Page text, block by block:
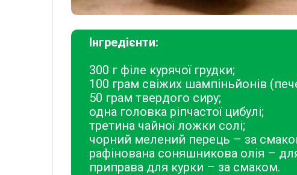
Інгредієнти:
300 г філе курячої грудки;
100 грам свіжих шампіньйонів
50 грам твердого сиру;
одна головка ріпчастої цибулі;
третина чайної ложки солі;
чорний мелений перець – за
рафінована соняшникова олія –
приправа для курки – за смаком.